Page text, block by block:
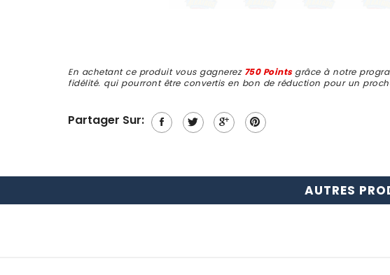
En achetant ce produit vous gagnerez 750 Pointsgrâce à notre
fidélité. qui pourront être convertis en bon de réduction pour un
Partager Sur:
AUTRES